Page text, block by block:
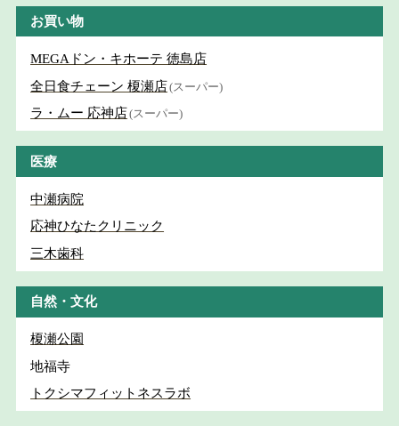
お買い物
MEGAドン・キホーテ 徳島店
全日食チェーン 榎瀬店(スーパー)
ラ・ムー 応神店(スーパー)
医療
中瀬病院
応神ひなたクリニック
三木歯科
自然・文化
榎瀬公園
地福寺
トクシマフィットネスラボ